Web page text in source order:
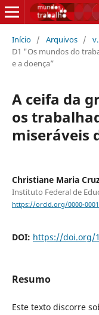
Início / Arquivos /
D1 "Os mundos do
e a doença”
A ceifa da
os
miseráveis
Christiane Maria
Instituto Federal de
https://orcid.org/0000-
DOI: https://doi.org/
Resumo
Este texto discorre